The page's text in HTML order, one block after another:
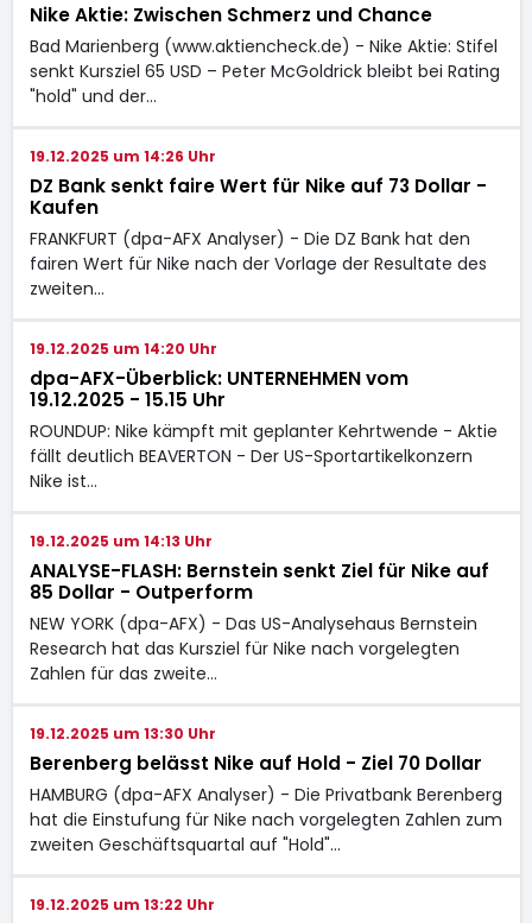
Nike Aktie: Zwischen Schmerz und Chance
Bad Marienberg (www.aktiencheck.de) - Nike Aktie: Stifel
senkt Kursziel 65 USD – Peter McGoldrick bleibt bei Rating
"hold" und der…
19.12.2025 um 14:26 Uhr
DZ Bank senkt faire Wert für Nike auf 73 Dollar -
Kaufen
FRANKFURT (dpa-AFX Analyser) - Die DZ Bank hat den
fairen Wert für Nike nach der Vorlage der Resultate des
zweiten…
19.12.2025 um 14:20 Uhr
dpa-AFX-Überblick: UNTERNEHMEN vom
19.12.2025 - 15.15 Uhr
ROUNDUP: Nike kämpft mit geplanter Kehrtwende - Aktie
fällt deutlich BEAVERTON - Der US-Sportartikelkonzern
Nike ist…
19.12.2025 um 14:13 Uhr
ANALYSE-FLASH: Bernstein senkt Ziel für Nike auf
85 Dollar - Outperform
NEW YORK (dpa-AFX) - Das US-Analysehaus Bernstein
Research hat das Kursziel für Nike nach vorgelegten
Zahlen für das zweite…
19.12.2025 um 13:30 Uhr
Berenberg belässt Nike auf Hold - Ziel 70 Dollar
HAMBURG (dpa-AFX Analyser) - Die Privatbank Berenberg
hat die Einstufung für Nike nach vorgelegten Zahlen zum
zweiten Geschäftsquartal auf "Hold"…
19.12.2025 um 13:22 Uhr